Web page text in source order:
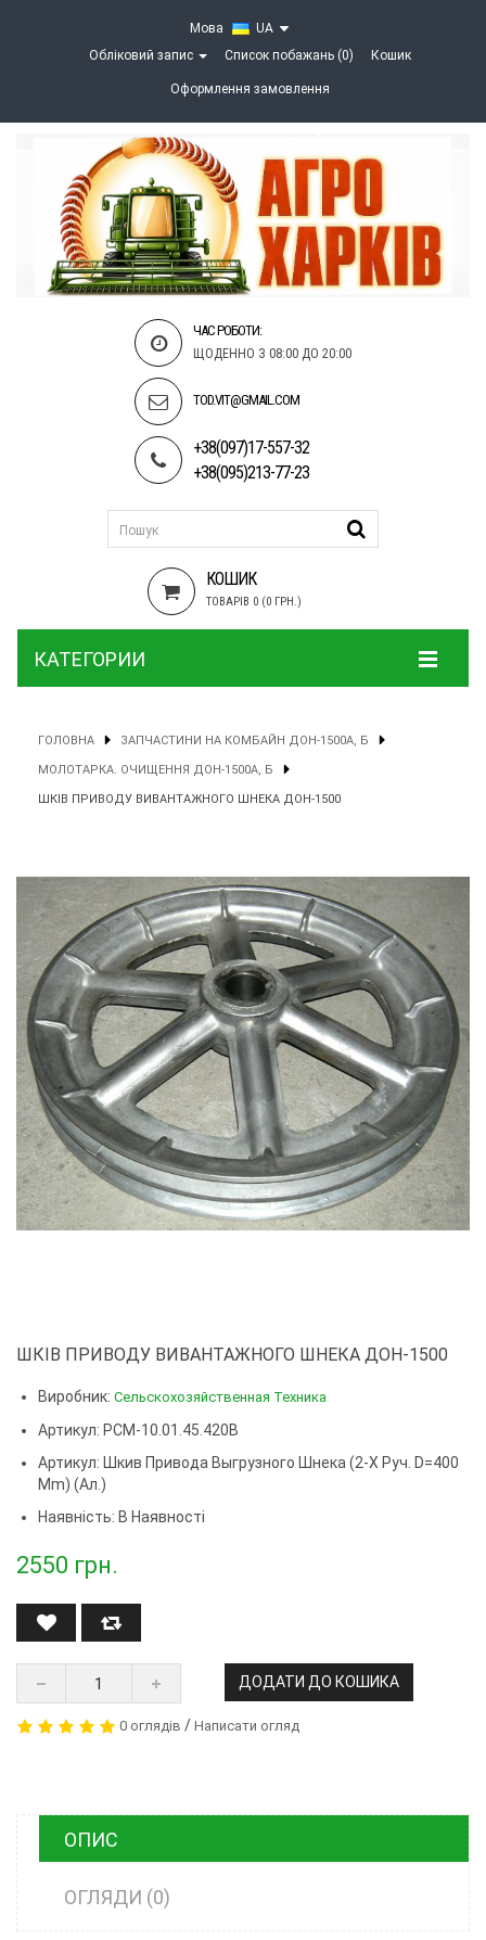
Мова
UA
Обліковий запис
Список побажань (0) Кошик
Оформлення замовлення
ЧАС РОБОТИ:
ЩОДЕННО З 08:00 ДО 20:00
TOD.VIT@GMAIL.COM
+38(097)17-557-32
+38(095)213-77-23
КОШИК
ТОВАРІВ 0 (0 ГРН.)
КАТЕГОРИИ
ГОЛОВНА ЗАПЧАСТИНИ НА КОМБАЙН ДОН-1500А, Б
МОЛОТАРКА. ОЧИЩЕННЯ ДОН-1500А, Б
ШКІВ ПРИВОДУ ВИВАНТАЖНОГО ШНЕКА ДОН-1500
ШКІВ ПРИВОДУ ВИВАНТАЖНОГО ШНЕКА ДОН-1500
Виробник: Сельскохозяйственная Техника
Артикул: РСМ-10.01.45.420В
Артикул: Шкив Привода Выгрузного Шнека (2-Х Руч. D=400
Mm) (ал.)
Наявність: В Наявності
2550 грн.
ДОДАТИ ДО КОШИКА
0 оглядів / Написати огляд
ОПИС
ОГЛЯДИ (0)